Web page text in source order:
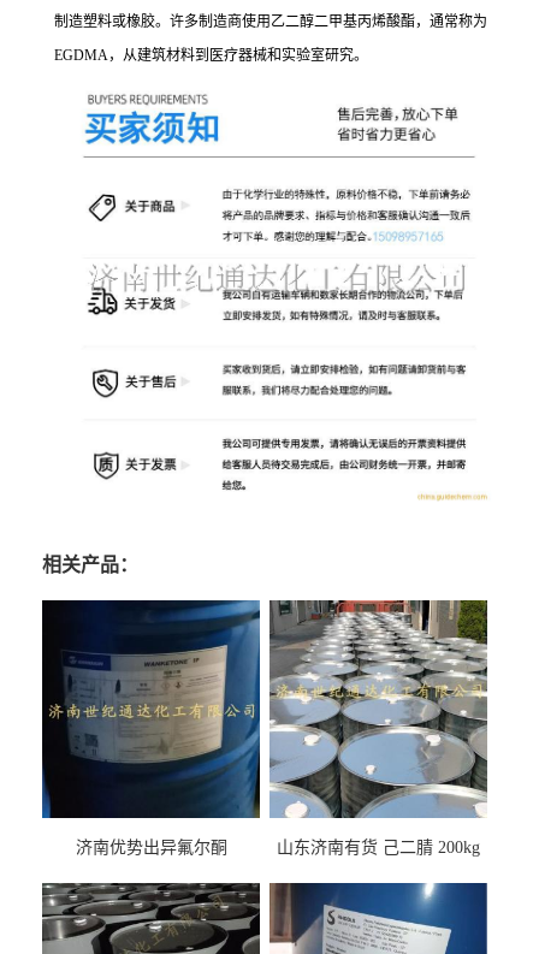
制造塑料或橡胶。许多制造商使用乙二醇二甲基丙烯酸酯，通常称为
EGDMA，从建筑材料到医疗器械和实验室研究。
相关产品：
济南优势出异氟尔酮
山东济南有货 己二腈 200kg